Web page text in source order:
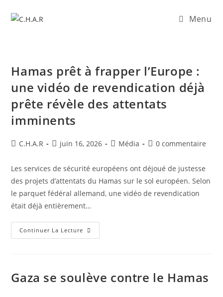
Menu
Hamas prêt à frapper l’Europe :
une vidéo de revendication déjà
prête révèle des attentats
imminents
C.H.A.R juin 16, 2026 Média 0 commentaire
Les services de sécurité européens ont déjoué de justesse
des projets d’attentats du Hamas sur le sol européen. Selon
le parquet fédéral allemand, une vidéo de revendication
était déjà entièrement…
Continuer La Lecture
Gaza se soulève contre le Hamas